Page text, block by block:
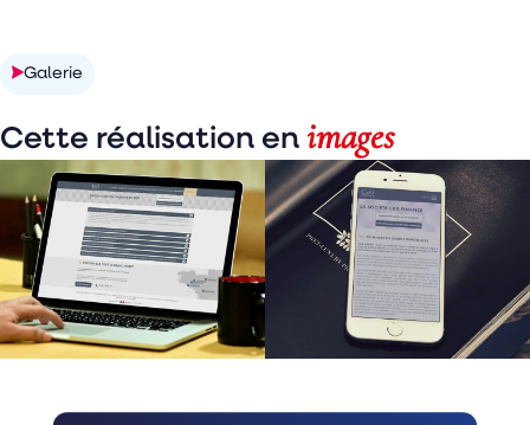
Galerie
Cette réalisation en images